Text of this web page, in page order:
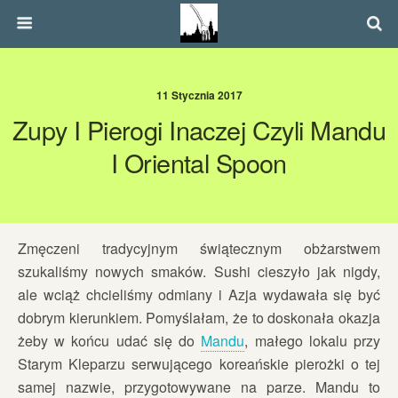
11 Stycznia 2017
Zupy I Pierogi Inaczej Czyli Mandu
I Oriental Spoon
Zmęczeni tradycyjnym świątecznym obżarstwem
szukaliśmy nowych smaków. Sushi cieszyło jak nigdy,
ale wciąż chcieliśmy odmiany i Azja wydawała się być
dobrym kierunkiem. Pomyślałam, że to doskonała okazja
żeby w końcu udać się do Mandu, małego lokalu przy
Starym Kleparzu serwującego koreańskie pierożki o tej
samej nazwie, przygotowywane na parze. Mandu to